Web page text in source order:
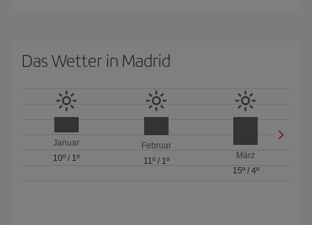
Das Wetter in Madrid
Januar
10º / 1º
Februar
11º/ 1º
März
15º/ 4º